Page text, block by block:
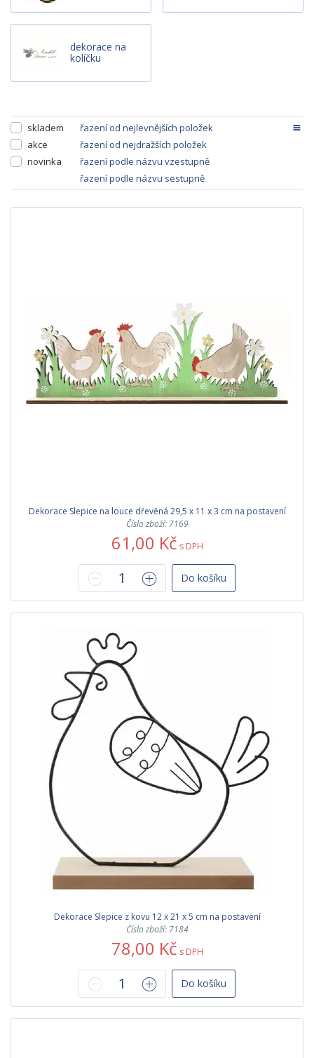
dekorace na
kolíčku
skladem
akce
novinka
řazení od nejlevnějších položek
řazení od nejdražších položek
řazení podle názvu vzestupně
řazení podle názvu sestupně
Dekorace Slepice na louce dřevěná 29,5 x 11 x 3 cm na postavení
Číslo zboží: 7169
61,00 Kč s DPH
Do košíku
Dekorace Slepice z kovu 12 x 21 x 5 cm na postavení
Číslo zboží: 7184
78,00 Kč s DPH
Do košíku